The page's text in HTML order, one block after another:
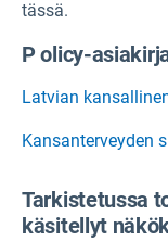
tässä.
P olicy-
Latvian
Kansanterveyden
Tarkistetussa
käsitellyt